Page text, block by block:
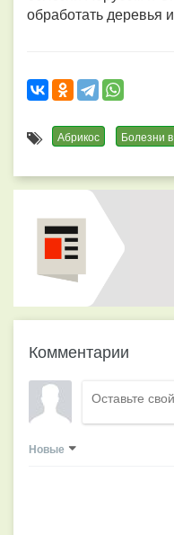
обработать деревья
Абрикос Болезни
Комментарии
Новые